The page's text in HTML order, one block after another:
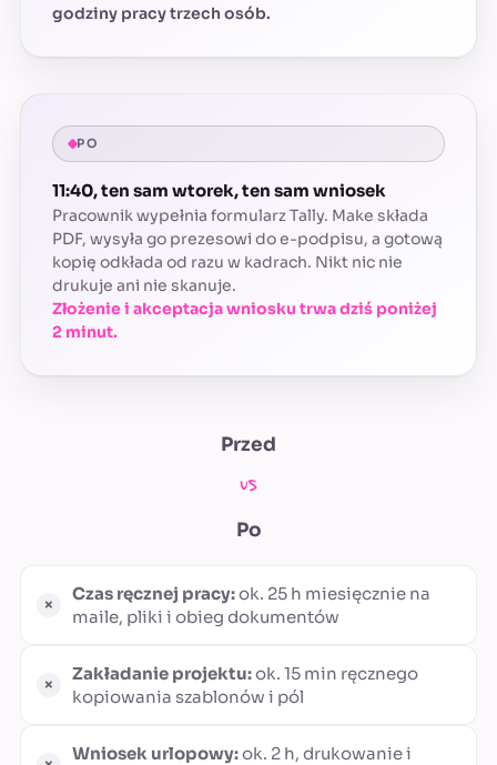
godziny pracy trzech osób.
PO
11:40, ten sam wtorek, ten sam wniosek
Pracownik wypełnia formularz Tally. Make składa
PDF, wysyła go prezesowi do e-podpisu, a gotową
kopię odkłada od razu w kadrach. Nikt nic nie
drukuje ani nie skanuje.
Złożenie i akceptacja wniosku trwa dziś poniżej
2 minut.
Przed
vs
Po
Czas ręcznej pracy:ok. 25 h miesięcznie na
maile, pliki i obieg dokumentów
Zakładanie projektu:ok. 15 min ręcznego
kopiowania szablonów i pól
Wniosek urlopowy:ok. 2 h, drukowanie i